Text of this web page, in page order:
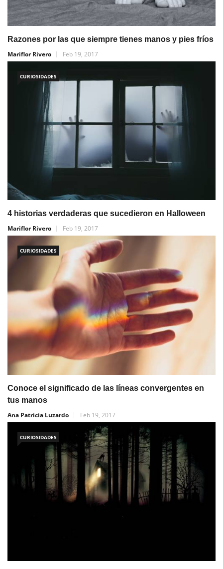
Razones por las que siempre tienes manos y pies fríos
Mariflor Rivero
Feb 19, 2017
CURIOSIDADES
4 historias verdaderas que sucedieron en Halloween
Mariflor Rivero
Feb 19, 2017
CURIOSIDADES
Conoce el significado de las líneas convergentes en
tus manos
Ana Patricia Luzardo
Feb 19, 2017
CURIOSIDADES